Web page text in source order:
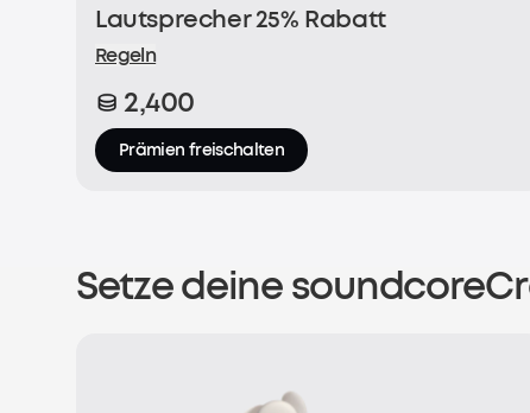
Lautsprecher 25% Rabatt
Regeln
2,400
Prämien freischalten
Setze deine